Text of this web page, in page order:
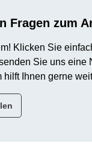
Fragen zum
Klicken Sie
Sie uns eine
hilft Ihnen gerne